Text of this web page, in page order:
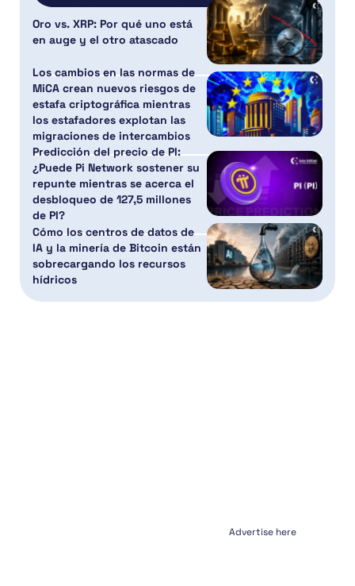
Oro vs. XRP: Por qué uno está
en auge y el otro atascado
Los cambios en las normas de
MiCA crean nuevos riesgos de
estafa criptográfica mientras
los estafadores explotan las
migraciones de intercambios
Predicción del precio de PI:
¿Puede Pi Network sostener su
repunte mientras se acerca el
desbloqueo de 127,5 millones
de PI?
Cómo los centros de datos de
IA y la minería de Bitcoin están
sobrecargando los recursos
hídricos
Advertise here